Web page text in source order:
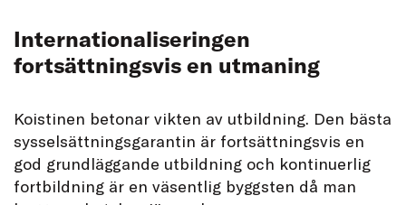
Internationaliseringen
fortsättningsvis en utmaning
Koistinen betonar vikten av utbildning. Den bästa
sysselsättningsgarantin är fortsättningsvis en
god grundläggande utbildning och kontinuerlig
fortbildning är en väsentlig byggsten då man